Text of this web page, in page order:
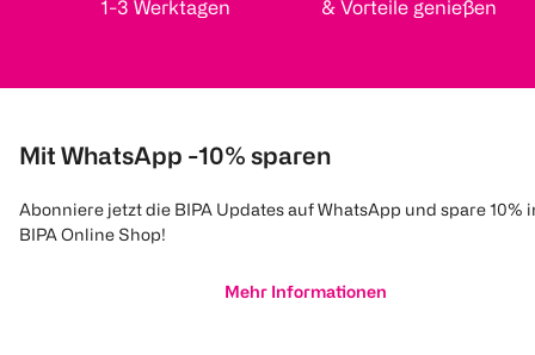
1-3 Werktagen
& Vorteile genießen
Mit WhatsApp -10% sparen
Abonniere jetzt die BIPA Updates auf WhatsApp und spare 10%
BIPA Online Shop!
Mehr Informationen